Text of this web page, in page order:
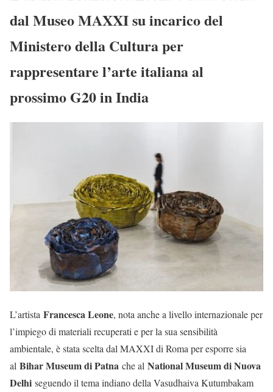
dal Museo MAXXI su incarico del
Ministero della Cultura per
rappresentare l’arte italiana al
prossimo G20 in India
L’artista Francesca Leone, nota anche a livello internazionale per
l’impiego di materiali recuperati e per la sua sensibilità
ambientale, è stata scelta dal MAXXI di Roma per esporre sia
al Bihar Museum di Patna che al National Museum di Nuova
Delhi seguendo il tema indiano della Vasudhaiva Kutumbakam